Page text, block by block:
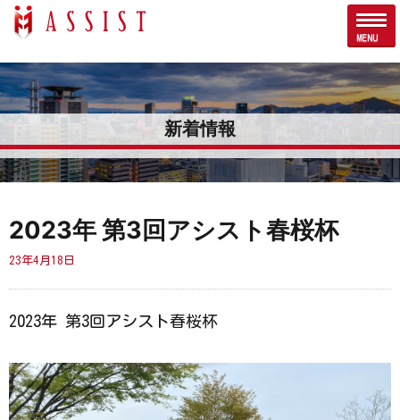
新着情報
2023年 第3回アシスト春桜杯
23年4月18日
2023年 第3回アシスト春桜杯